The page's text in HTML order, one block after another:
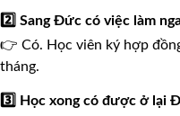
2️⃣ Sang Đức có việc làm
👉 Có. Học viên ký hợp
tháng.
3️⃣ Học xong có được ở lại